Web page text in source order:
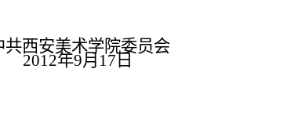
共西安美术学院委员会
2012年9月 17日